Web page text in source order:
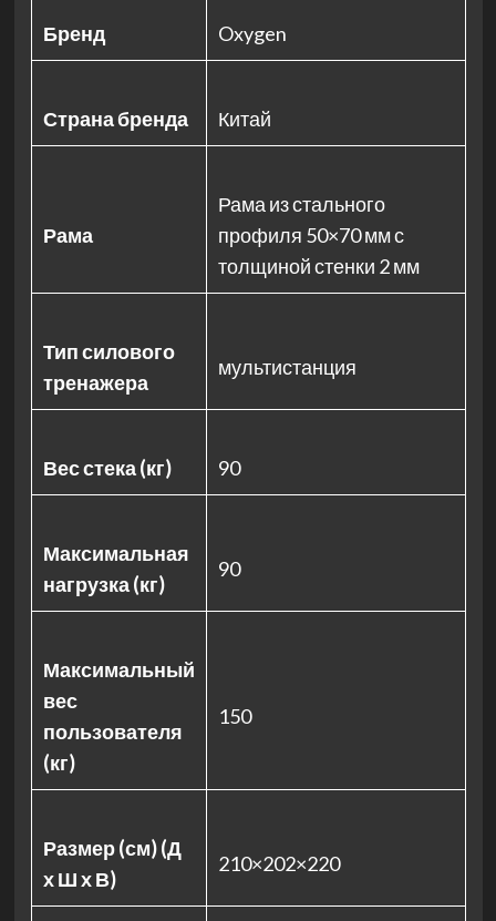
Бренд Oxygen
Страна бренда Китай
Рама
Рама из стального
профиля 50×70 мм с
толщиной стенки 2 мм
Тип силового
тренажера
мультистанция
Вес стека (кг) 90
Максимальная
нагрузка (кг)
90
Максимальный
вес
пользователя
(кг)
150
Размер (см) (Д
х Ш х В)
210×202×220